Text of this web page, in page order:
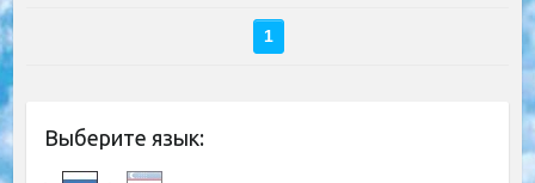
1
Выберите язык: